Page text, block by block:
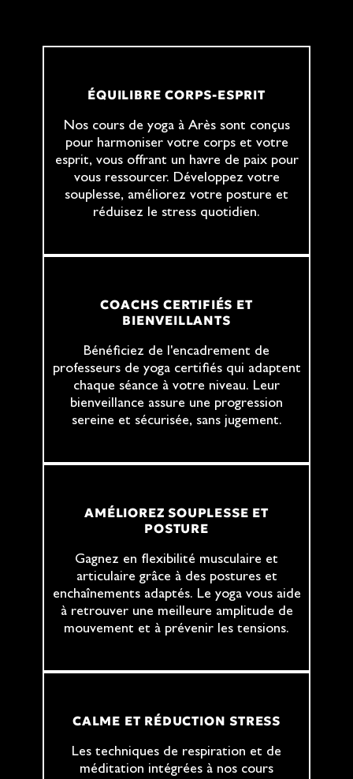
ÉQUILIBRE CORPS-ESPRIT
Nos cours de yoga à Arès sont conçus
pour harmoniser votre corps et votre
esprit, vous offrant un havre de paix pour
vous ressourcer. Développez votre
souplesse, améliorez votre posture et
réduisez le stress quotidien.
COACHS CERTIFIÉS ET
BIENVEILLANTS
Bénéficiez de l'encadrement de
professeurs de yoga certifiés qui adaptent
chaque séance à votre niveau. Leur
bienveillance assure une progression
sereine et sécurisée, sans jugement.
AMÉLIOREZ SOUPLESSE ET
POSTURE
Gagnez en flexibilité musculaire et
articulaire grâce à des postures et
enchaînements adaptés. Le yoga vous aide
à retrouver une meilleure amplitude de
mouvement et à prévenir les tensions.
CALME ET RÉDUCTION STRESS
Les techniques de respiration et de
méditation intégrées à nos cours